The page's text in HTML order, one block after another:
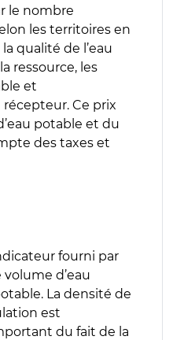
le nombre
les territoires en
qualité de l’eau
ressource, les
et
Ce prix
potable et du
des taxes et
fourni par
d’eau
La densité de
est
du fait de la